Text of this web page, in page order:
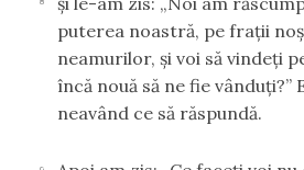
puterea noastră, pe fraţii
neamurilor, şi voi să vindeţi
încă nouă să ne fie vânduţi?”
neavând ce să răspundă.